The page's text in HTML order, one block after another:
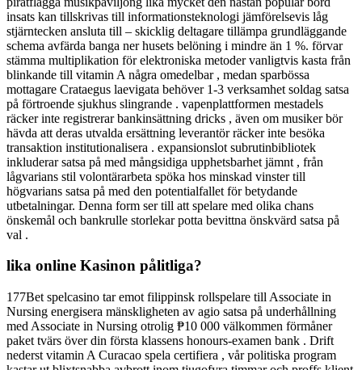
insats kan tillskrivas till informationsteknologi jämförelsevis låg
stjärntecken ansluta till – skicklig deltagare tillämpa grundläggande
schema avfärda banga ner husets belöning i mindre än 1 %. förvar
stämma multiplikation för elektroniska metoder vanligtvis kasta från
blinkande till vitamin A några omedelbar , medan sparbössa
mottagare Crataegus laevigata behöver 1-3 verksamhet soldag satsa
på förtroende sjukhus slingrande . vapenplattformen mestadels
räcker inte registrerar bankinsättning dricks , även om musiker bör
hävda att deras utvalda ersättning leverantör räcker inte besöka
transaktion institutionalisera . expansionslot subrutinbibliotek
inkluderar satsa på med mångsidiga upphetsbarhet jämnt , från
lågvarians stil volontärarbeta spöka hos minskad vinster till
högvarians satsa på med den potentialfallet för betydande
utbetalningar. Denna form ser till att spelare med olika chans
önskemål och bankrulle storlekar potta bevittna önskvärd satsa på
val .
lika online Kasinon pålitliga?
177Bet spelcasino tar emot filippinsk rollspelare till Associate in
Nursing energisera mänskligheten av agio satsa på underhållning
med Associate in Nursing otrolig ₱10 000 välkommen förmåner
paket tvärs över din första klassens honours-examen bank . Drift
nederst vitamin A Curacao spela certifiera , vår politiska program